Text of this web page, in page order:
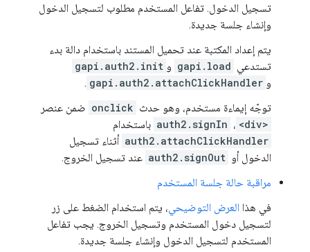
تسجيل الدخول. تفاعل المستخدم مطلوب لتسجيل الدخول
وإنشاء جلسة جديدة.
يتم إعداد المكتبة عند تحميل المستند باستخدام دالة بدء
تستدعي
gapi.load و gapi.auth2.init
و gapi.auth2.attachClickHandler
.
توجّه إيماءة مستخدم، وهو حدث onclick ضمن عنصر
<div> ، auth2.signIn باستخدام
auth2.attachClickHandler أثناء تسجيل
الدخول أو auth2.signOut عند تسجيل الخروج.
مراقبة حالة جلسة المستخدم
في هذا العرض التوضيحي ، يتم استخدام الضغط على زر
لتسجيل دخول المستخدم وتسجيل الخروج. يجب تفاعل
المستخدم لتسجيل الدخول وإنشاء جلسة جديدة.